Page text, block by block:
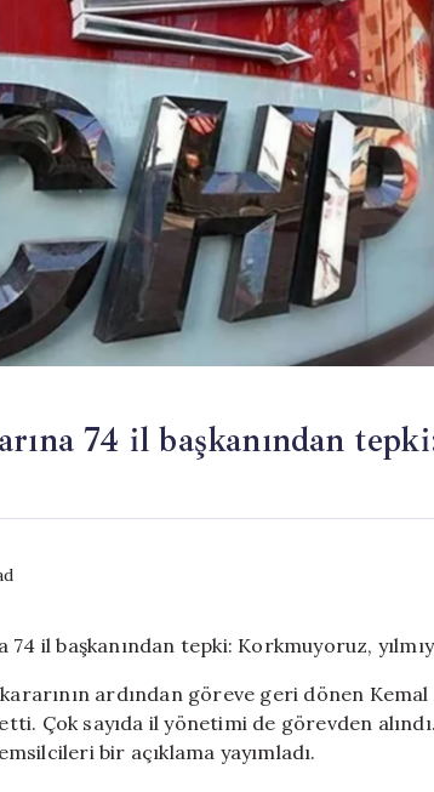
74 il başkanından
kararının ardından göreve geri dönen
Çok sayıda il yönetimi de görevden
bir açıklama yayımladı.